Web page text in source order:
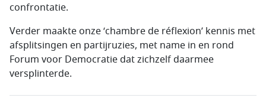
confrontatie.
Verder maakte onze ‘chambre de réflexion’ kennis met
afsplitsingen en partijruzies, met name in en rond
Forum voor Democratie dat zichzelf daarmee
versplinterde.